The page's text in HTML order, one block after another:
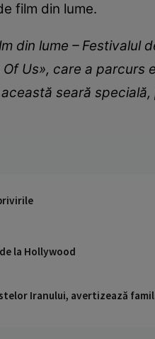
film din lume.
din lume – Festivalul
Us», care a parcurs
seară specială,
la Hollywood
Iranului, avertizează